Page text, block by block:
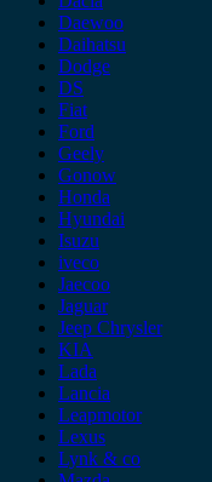
Daewoo
Daihatsu
Dodge
DS
Fiat
Ford
Geely
Gonow
Honda
Hyundai
Isuzu
iveco
Jaecoo
Jaguar
Jeep Chrysler
KIA
Lada
Lancia
Leapmotor
Lexus
Lynk & co